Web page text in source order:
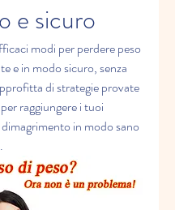
e sicuro
modi per perdere peso
e in modo sicuro, senza
di strategie provate
raggiungere i tuoi
in modo sano